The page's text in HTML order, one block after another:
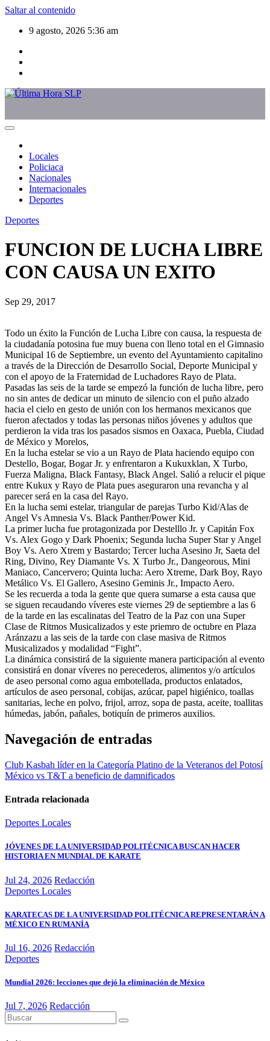
Saltar al contenido
9 agosto, 2026 5:36 am
Locales
Policiaca
Nacionales
Internacionales
Deportes
Deportes
FUNCION DE LUCHA LIBRE
CON CAUSA UN EXITO
Sep 29, 2017
Todo un éxito la Función de Lucha Libre con causa, la respuesta de
la ciudadanía potosina fue muy buena con lleno total en el Gimnasio
Municipal 16 de Septiembre, un evento del Ayuntamiento capitalino
a través de la Dirección de Desarrollo Social, Deporte Municipal y
con el apoyo de la Fraternidad de Luchadores Rayo de Plata.
Pasadas las seis de la tarde se empezó la función de lucha libre, pero
no sin antes de dedicar un minuto de silencio con el puño alzado
hacia el cielo en gesto de unión con los hermanos mexicanos que
fueron afectados y todas las personas niños jóvenes y adultos que
perdieron la vida tras los pasados sismos en Oaxaca, Puebla, Ciudad
de México y Morelos,
En la lucha estelar se vio a un Rayo de Plata haciendo equipo con
Destello, Bogar, Bogar Jr. y enfrentaron a Kukuxklan, X Turbo,
Fuerza Maligna, Black Fantasy, Black Angel. Salió a relucir el pique
entre Kukux y Rayo de Plata pues aseguraron una revancha y al
parecer será en la casa del Rayo.
En la lucha semi estelar, triangular de parejas Turbo Kid/Alas de
Angel Vs Amnesia Vs. Black Panther/Power Kid.
La primer lucha fue protagonizada por Destelllo Jr. y Capitán Fox
Vs. Alex Gogo y Dark Phoenix; Segunda lucha Super Star y Angel
Boy Vs. Aero Xtrem y Bastardo; Tercer lucha Asesino Jr, Saeta del
Ring, Divino, Rey Diamante Vs. X Turbo Jr., Dangeorous, Mini
Maniaco, Cancervero; Quinta lucha: Aero Xtreme, Dark Boy, Rayo
Metálico Vs. El Gallero, Asesino Geminis Jr., Impacto Aero.
Se les recuerda a toda la gente que quera sumarse a esta causa que
se siguen recaudando víveres este viernes 29 de septiembre a las 6
de la tarde en las escalinatas del Teatro de la Paz con una Super
Clase de Ritmos Musicalizados y este priemro de octubre en Plaza
Aránzazu a las seis de la tarde con clase masiva de Ritmos
Musicalizados y modalidad “Fight”.
La dinámica consistirá de la siguiente manera participación al evento
consistirá en donar víveres no perecederos, alimentos y/o artículos
de aseo personal como agua embotellada, productos enlatados,
artículos de aseo personal, cobijas, azúcar, papel higiénico, toallas
sanitarias, leche en polvo, frijol, arroz, sopa de pasta, aceite, toallitas
húmedas, jabón, pañales, botiquín de primeros auxilios.
Navegación de entradas
Club Kasbah líder en la Categoría Platino de la Veteranos del Potosí
México vs T&T a beneficio de damnificados
Entrada relacionada
Deportes Locales
JÓVENES DE LA UNIVERSIDAD POLITÉCNICA BUSCAN HACER
HISTORIA EN MUNDIAL DE KARATE
Jul 24, 2026 Redacción
Deportes Locales
KARATECAS DE LA UNIVERSIDAD POLITÉCNICA REPRESENTARÁN A
MÉXICO EN RUMANÍA
Jul 16, 2026 Redacción
Deportes
Mundial 2026: lecciones que dejó la eliminación de México
Jul 7, 2026 Redacción